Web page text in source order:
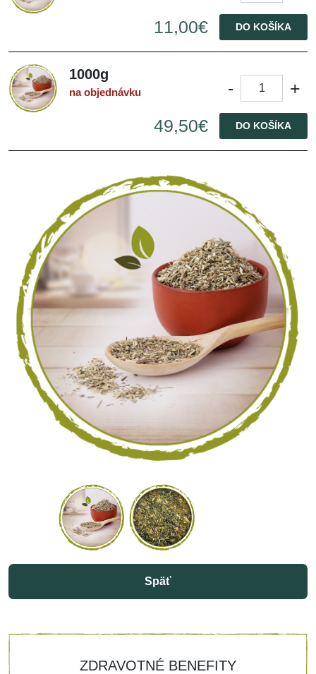
11,00€
DO KOŠÍKA
1000g
na objednávku -
+
49,50€
DO KOŠÍKA
Späť
ZDRAVOTNÉ BENEFITY